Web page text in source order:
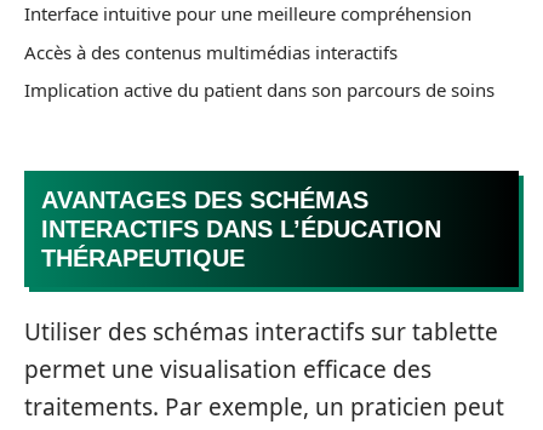
Interface intuitive pour une meilleure compréhension
Accès à des contenus multimédias interactifs
Implication active du patient dans son parcours de soins
AVANTAGES DES SCHÉMAS
INTERACTIFS DANS L’ÉDUCATION
THÉRAPEUTIQUE
Utiliser des schémas interactifs sur tablette
permet une visualisation efficace des
traitements. Par exemple, un praticien peut